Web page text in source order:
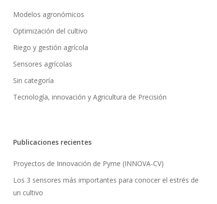
Modelos agronómicos
Optimización del cultivo
Riego y gestión agrícola
Sensores agrícolas
Sin categoría
Tecnología, innovación y Agricultura de Precisión
Publicaciones recientes
Proyectos de Innovación de Pyme (INNOVA-CV)
Los 3 sensores más importantes para conocer el estrés de
un cultivo